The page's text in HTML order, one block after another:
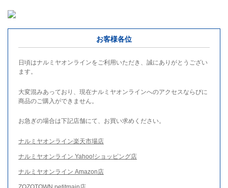
お客様各位
日頃はナルミヤオンラインをご利用いただき、誠にありがとうござい
ます。
大変混みあっており、現在ナルミヤオンラインへのアクセスならびに
商品のご購入ができません。
お急ぎの場合は下記店舗にて、お買い求めください。
ナルミヤオンライン楽天市場店
ナルミヤオンライン Yahoo!ショッピング店
ナルミヤオンライン Amazon店